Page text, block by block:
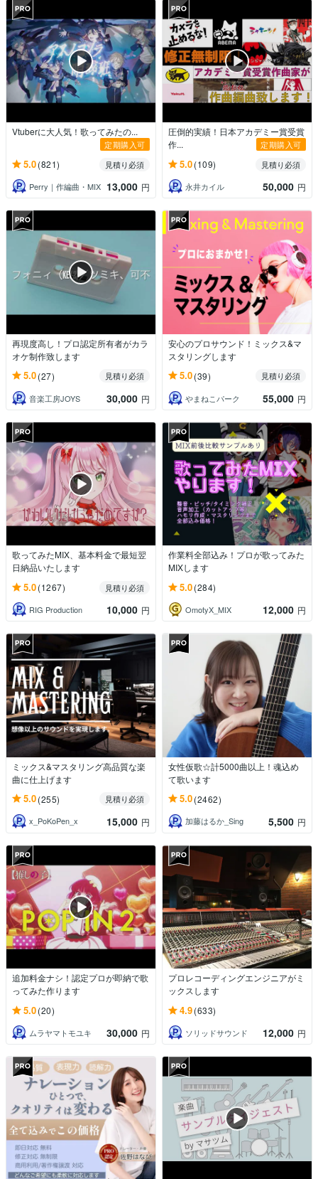
Vtuberに大人気！歌ってみたの...
定期購入可
5.0(821)
見積り必須
Perry｜作編曲・MIX 13,000 円
圧倒的実績！日本アカデミー賞受賞
作...
定期購入可
5.0(109)
見積り必須
永井カイル
50,000 円
再現度高し！プロ認定所有者がカラ
オケ制作致します
5.0(27)
見積り必須
音楽工房JOYS
30,000 円
安心のプロサウンド！ミックス&マ
スタリングします
5.0(39)
見積り必須
やまねこパーク
55,000 円
歌ってみたMIX、基本料金で最短翌
日納品いたします
5.0(1267)
見積り必須
RIG Production
10,000 円
作業料全部込み！プロが歌ってみた
MIXします
5.0(284)
OmotyX_MIX 12,000 円
ミックス&マスタリング高品質な楽
曲に仕上げます
5.0(255)
見積り必須
x_PoKoPen_x
15,000 円
女性仮歌☆計5000曲以上！魂込め
て歌います
5.0(2462)
加藤はるか_Sing 5,500 円
追加料金ナシ！認定プロが即納で歌
ってみた作ります
5.0(20)
ムラヤマトモユキ 30,000 円
プロレコーディングエンジニアがミ
ックスします
4.9(633)
ソリッドサウンド 12,000 円